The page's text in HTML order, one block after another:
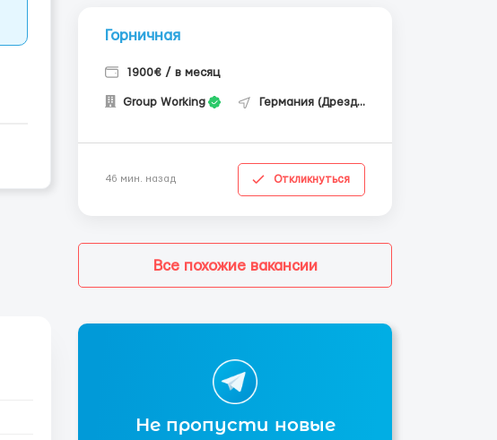
Горничная
1900€ / в месяц
Group Working Германия (Дрезден)
46 мин. назад Откликнуться
Все похожие вакансии
Не пропусти новые